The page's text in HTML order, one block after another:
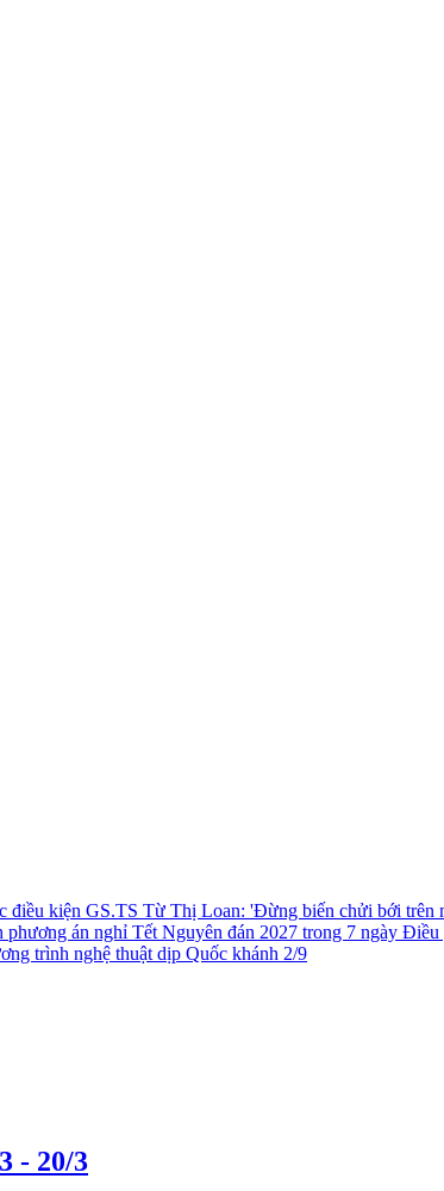
điều kiện GS.TS Từ Thị Loan: 'Đừng biến chửi bới trên
phương án nghỉ Tết Nguyên đán 2027 trong 7 ngày Điều
trình nghệ thuật dịp Quốc khánh 2/9
- 20/3